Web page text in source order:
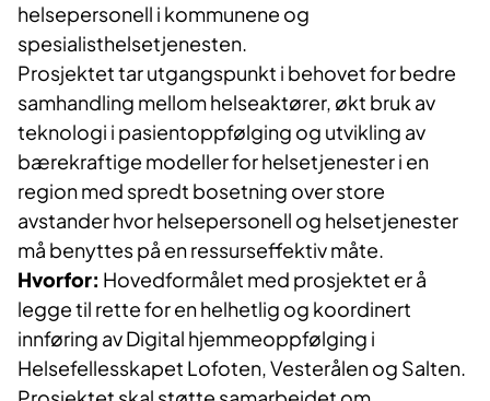
helsepersonell i kommunene og
spesialisthelsetjenesten.
Prosjektet tar utgangspunkt i behovet for bedre
samhandling mellom helseaktører, økt bruk av
teknologi i pasientoppfølging og utvikling av
bærekraftige modeller for helsetjenester i en
region med spredt bosetning over store
avstander hvor helsepersonell og helsetjenester
må benyttes på en ressurseffektiv måte.
Hvorfor: Hovedformålet med prosjektet er å
legge til rette for en helhetlig og koordinert
innføring av Digital hjemmeoppfølging i
Helsefellesskapet Lofoten, Vesterålen og Salten.